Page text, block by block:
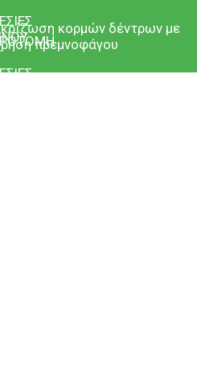
δέντρων για ομαλοποίηση
κορμών δέντρων με
πρεμνοφάγου